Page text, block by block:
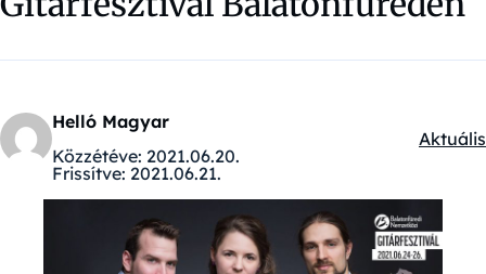
Helló Magyar
Közzétéve: 2021.06.20.
Frissítve: 2021.06.21.
Aktuális